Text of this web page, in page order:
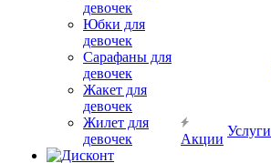
девочек
Юбки для
девочек
Сарафаны для
девочек
Жакет для
девочек
Жилет для
девочек
Акции
Услуги